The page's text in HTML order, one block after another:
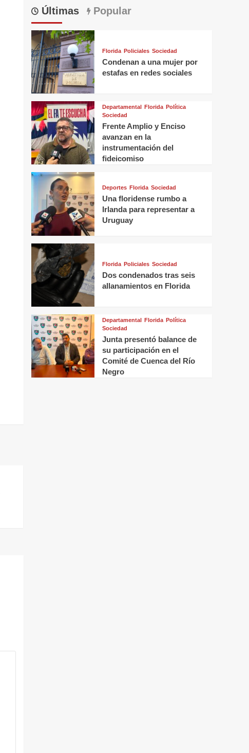
Últimas Popular
Florida Policiales Sociedad
Condenan a una mujer por
estafas en redes sociales
Departamental Florida Política
Sociedad
Frente Amplio y Enciso
avanzan en la
instrumentación del
fideicomiso
Deportes Florida Sociedad
Una floridense rumbo a
Irlanda para representar a
Uruguay
Florida Policiales Sociedad
Dos condenados tras seis
allanamientos en Florida
Departamental Florida Política
Sociedad
Junta presentó balance de
su participación en el
Comité de Cuenca del Río
Negro